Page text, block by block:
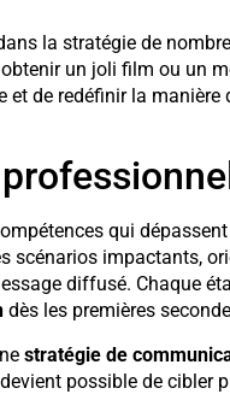
la stratégie de
un joli film ou un
et de redéfinir la manière
qui
scénarios impactants,
diffusé. Chaque
dès les premières
stratégie de
possible de cibler